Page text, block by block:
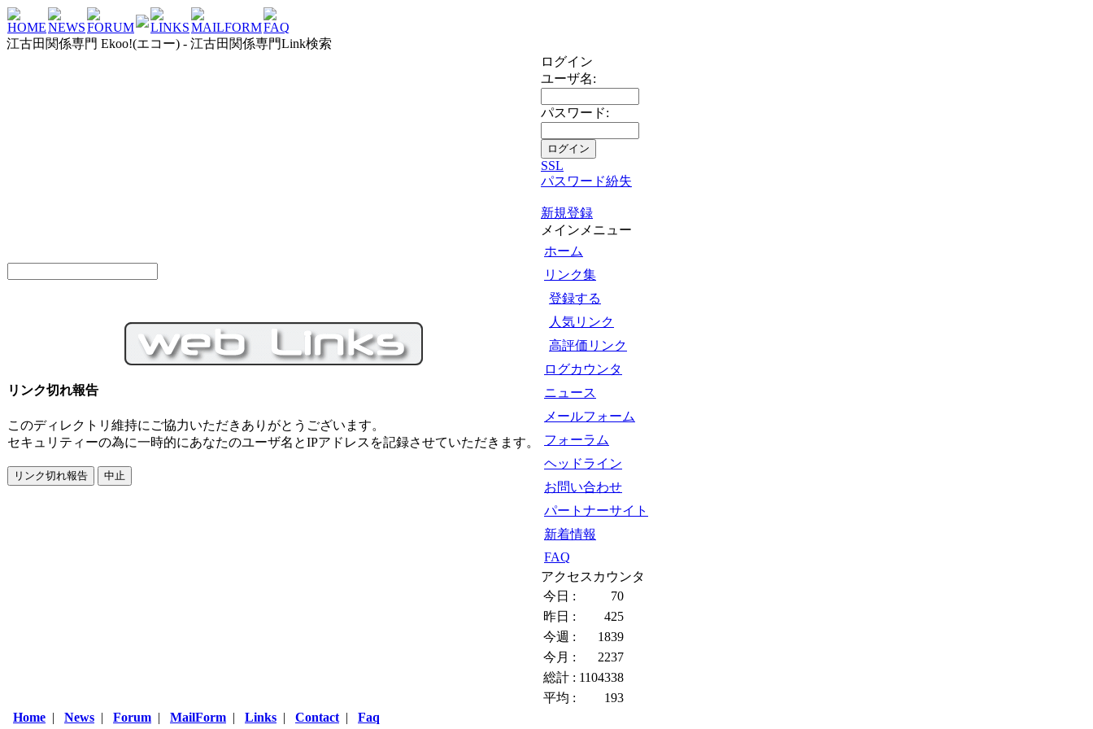
HOMENEWSFORUM LINKSMAILFORMFAQ
江古田関係専門 Ekoo!(エコー) - 江古田関係専門Link検索
リンク切れ報告
このディレクトリ維持にご協力いただきありがとうございます。
セキュリティーの為に一時的にあなたのユーザ名とIPアドレスを記録させていただきます。
ログイン
ユーザ名:
パスワード:
SSL
パスワード紛失
新規登録
メインメニュー
ホーム
リンク集
登録する
人気リンク
高評価リンク
ログカウンタ
ニュース
メールフォーム
フォーラム
ヘッドライン
お問い合わせ
パートナーサイト
新着情報
FAQ
アクセスカウンタ
今日 :
70
昨日 :
425
今週 :
1839
今月 :
2237
総計 : 1104338
平均 :
193
Home | News | Forum | MailForm | Links | Contact | Faq